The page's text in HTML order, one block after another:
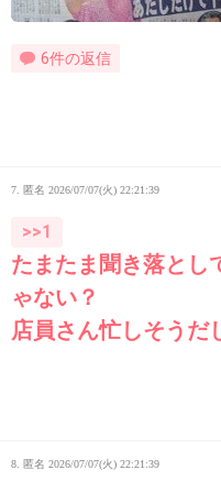
6件の返信
7. 匿名 2026/07/07(火) 22:21:39
>>1
たまたま聞き落とし
ゃない？
店員さん忙しそうだ
8. 匿名 2026/07/07(火) 22:21:39